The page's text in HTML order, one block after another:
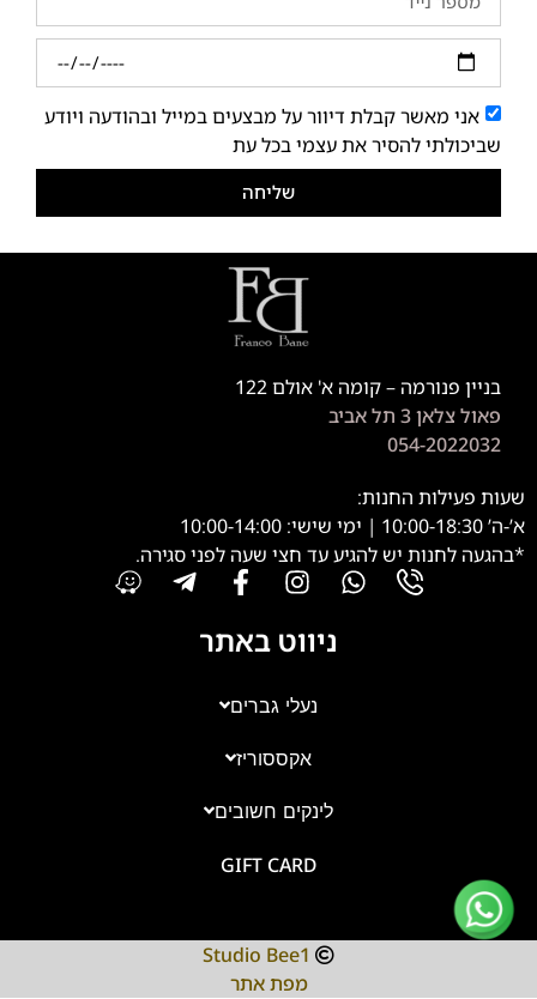
אני מאשר קבלת דיוור על מבצעים במייל ובהודעה ויודע
שביכולתי להסיר את עצמי בכל עת
שליחה
בניין פנורמה – קומה א' אולם 122
פאול צלאן 3 תל אביב
054-2022032
שעות פעילות החנות:
א’-ה’ 10:00-18:30 | ימי שישי: 10:00-14:00
*בהגעה לחנות יש להגיע עד חצי שעה לפני סגירה.
ניווט באתר
נעלי גברים
אקססוריז
לינקים חשובים
GIFT CARD
Studio Bee1
מפת אתר